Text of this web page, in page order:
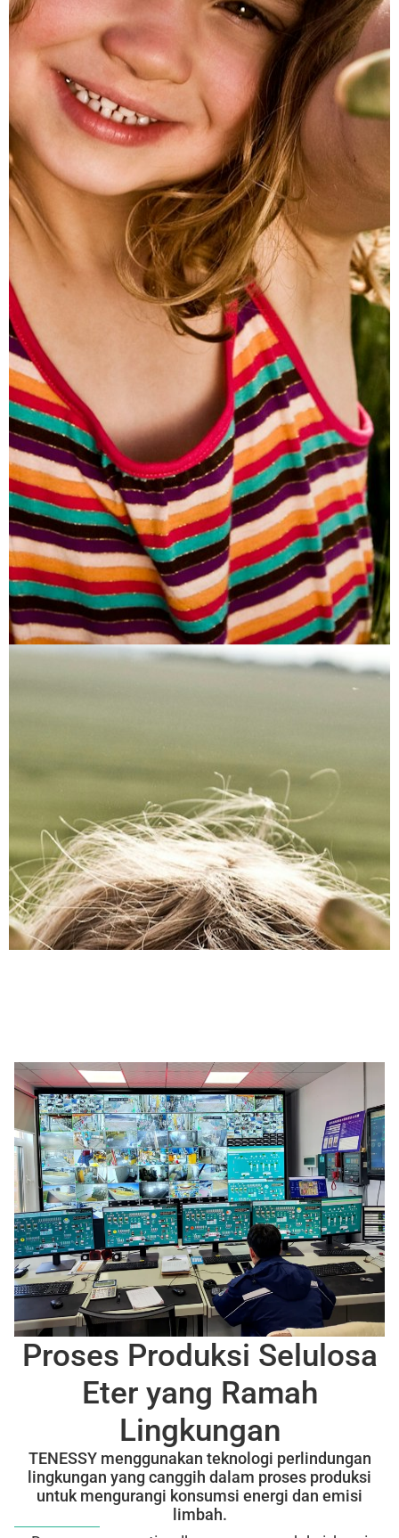
Proses Produksi Selulosa
Eter yang Ramah
Lingkungan
TENESSY menggunakan teknologi perlindungan
lingkungan yang canggih dalam proses produksi
untuk mengurangi konsumsi energi dan emisi
limbah.